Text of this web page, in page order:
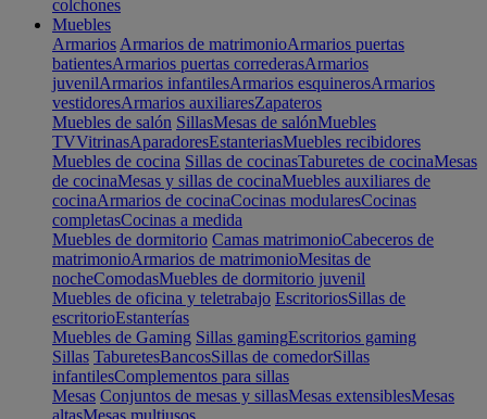
colchones
Muebles
Armarios Armarios de matrimonioArmarios puertas
batientesArmarios puertas correderasArmarios
juvenilArmarios infantilesArmarios esquinerosArmarios
vestidoresArmarios auxiliaresZapateros
Muebles de salón SillasMesas de salónMuebles
TVVitrinasAparadoresEstanteriasMuebles recibidores
Muebles de cocina Sillas de cocinasTaburetes de cocinaMesas
de cocinaMesas y sillas de cocinaMuebles auxiliares de
cocinaArmarios de cocinaCocinas modularesCocinas
completasCocinas a medida
Muebles de dormitorio Camas matrimonioCabeceros de
matrimonioArmarios de matrimonioMesitas de
nocheComodasMuebles de dormitorio juvenil
Muebles de oficina y teletrabajo EscritoriosSillas de
escritorioEstanterías
Muebles de Gaming Sillas gamingEscritorios gaming
Sillas TaburetesBancosSillas de comedorSillas
infantilesComplementos para sillas
Mesas Conjuntos de mesas y sillasMesas extensiblesMesas
altasMesas multiusos